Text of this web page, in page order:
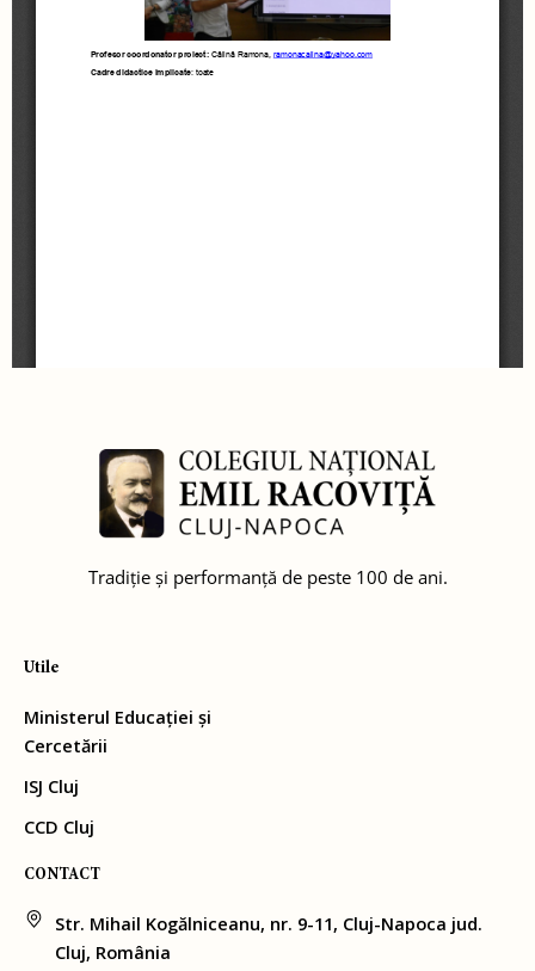
Tradiție și performanță de peste 100 de ani.
Utile
Ministerul Educației și
Cercetării
ISJ Cluj
CCD Cluj
CONTACT
Str. Mihail Kogălniceanu, nr. 9-11, Cluj-Napoca jud.
Cluj, România